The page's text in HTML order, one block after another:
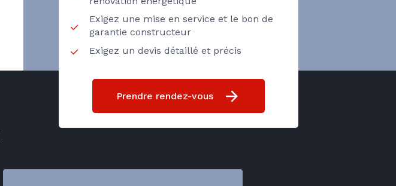
Exigez une mise en service et le bon de
garantie constructeur
Exigez un devis détaillé et précis
Prendre rendez-vous